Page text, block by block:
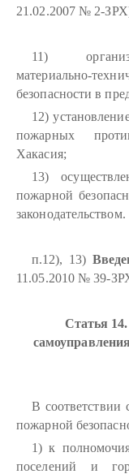
21.02.2007 № 2-
11)
материально-
безопасности в
12)
пожарных
Хакасия;
13)
пожарной
законодательством.
п.12), 13)
11.05.2010 № 39-
Статья
В соответствии
пожарной
1) к
поселений и